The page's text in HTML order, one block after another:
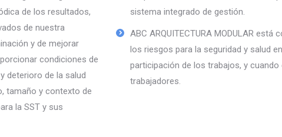
de los resultados,
de nuestra
y de mejorar
condiciones de
deterioro de la salud
tamaño y contexto de
la SST y sus
sistema integrado de gestión.
ABC ARQUITECTURA MODULAR
los riesgos para la seguridad y salud
participación de los trabajos, y
trabajadores.